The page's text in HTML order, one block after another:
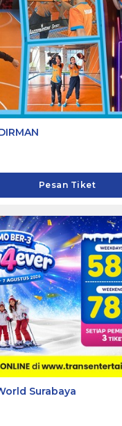
Pesan Tiket
Surabaya